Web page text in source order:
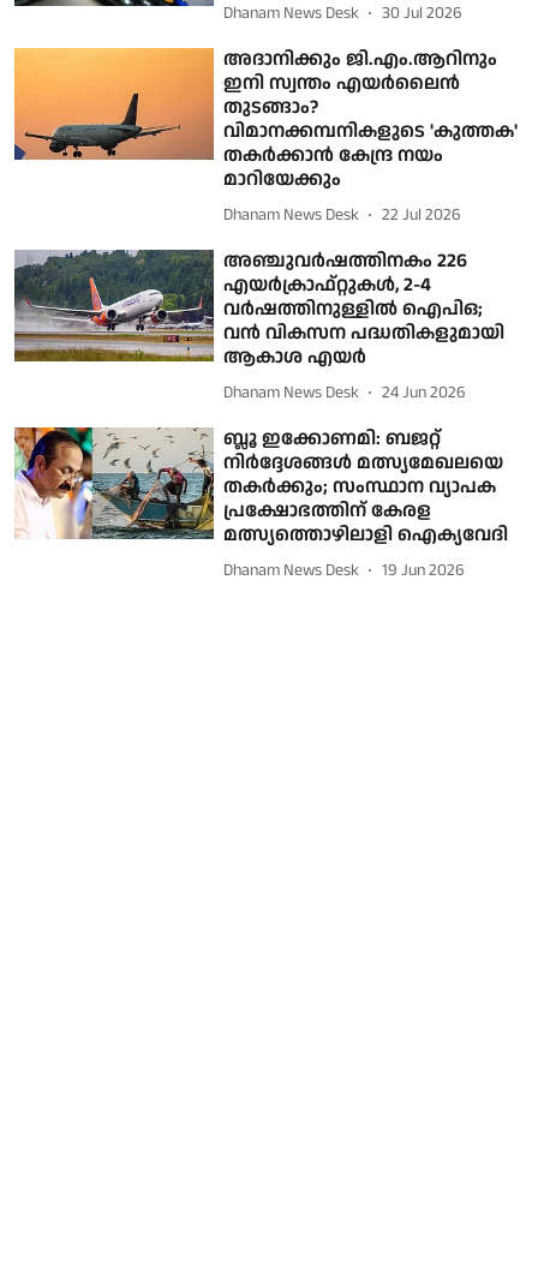
Dhanam News Desk 30 Jul 2026
അദാനിക്കും ജി.എം.ആറിനും
ഇനി സ്വന്തം എയര്‍ലൈന്‍
തുടങ്ങാം?
വിമാനക്കമ്പനികളുടെ 'കുത്തക'
തകര്‍ക്കാന്‍ കേന്ദ്ര നയം
മാറിയേക്കും
Dhanam News Desk 22 Jul 2026
അഞ്ചുവര്‍ഷത്തിനകം 226
എയര്‍ക്രാഫ്റ്റുകള്‍, 2-4
വര്‍ഷത്തിനുള്ളില്‍ ഐപിഒ;
വന്‍ വികസന പദ്ധതികളുമായി
ആകാശ എയര്‍
Dhanam News Desk 24 Jun 2026
ബ്ലൂ ഇക്കോണമി: ബജറ്റ്
നിർദ്ദേശങ്ങൾ മത്സ്യമേഖലയെ
തകർക്കും; സംസ്ഥാന വ്യാപക
പ്രക്ഷോഭത്തിന് കേരള
മത്സ്യത്തൊഴിലാളി ഐക്യവേദി
Dhanam News Desk 19 Jun 2026